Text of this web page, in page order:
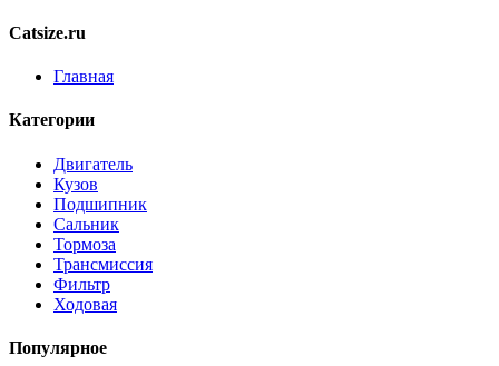
Catsize.ru
Главная
Категории
Двигатель
Кузов
Подшипник
Сальник
Тормоза
Трансмиссия
Фильтр
Ходовая
Популярное